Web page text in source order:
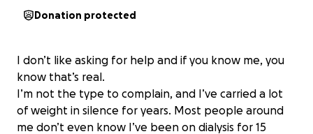
Donation protected
I don’t like asking for help and if you know me, you
know that’s real.
I’m not the type to complain, and I’ve carried a lot
of weight in silence for years. Most people around
me don’t even know I’ve been on dialysis for 15